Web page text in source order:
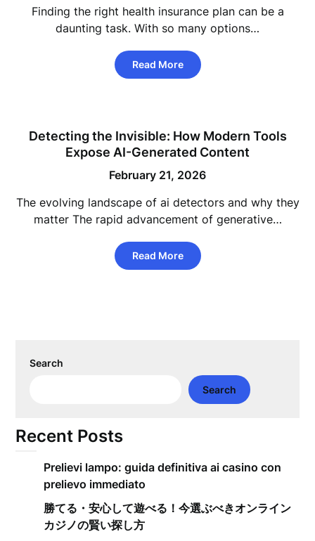
Finding the right health insurance plan can be a
daunting task. With so many options…
Read More
Detecting the Invisible: How Modern Tools
Expose AI-Generated Content
February 21, 2026
The evolving landscape of ai detectors and why they
matter The rapid advancement of generative…
Read More
Search
Search
Recent Posts
Prelievi lampo: guida definitiva ai casino con
prelievo immediato
勝てる・安心して遊べる！今選ぶべきオンライン
カジノの賢い探し方